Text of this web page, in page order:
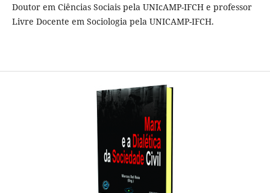
Doutor em Ciências Sociais pela UNIcAMP-IFCH e professor
Livre Docente em Sociologia pela UNICAMP-IFCH.